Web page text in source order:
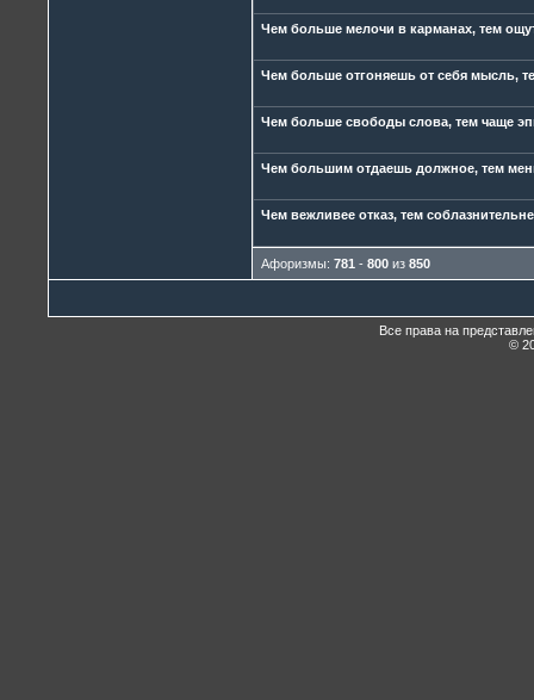
Чем больше мелочи в карманах, тем
Чем больше отгоняешь от себя мысль,
Чем больше свободы слова, тем чаще
Чем большим отдаешь должное, тем
Чем вежливее отказ, тем
Афоризмы: 781 - 800 из 850
Все права на
©